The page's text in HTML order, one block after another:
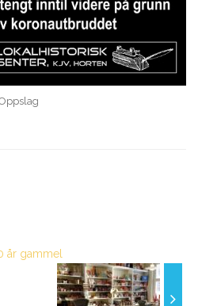
år gammel